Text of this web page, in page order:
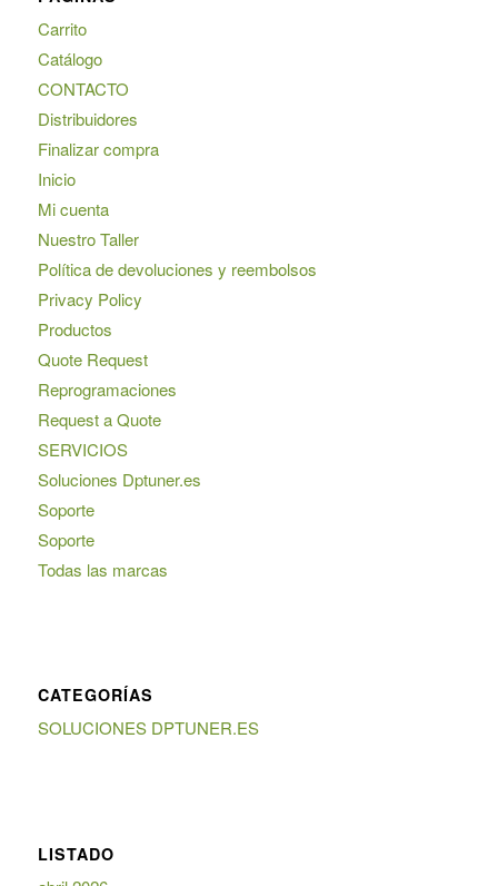
Carrito
Catálogo
CONTACTO
Distribuidores
Finalizar compra
Inicio
Mi cuenta
Nuestro Taller
Política de devoluciones y reembolsos
Privacy Policy
Productos
Quote Request
Reprogramaciones
Request a Quote
SERVICIOS
Soluciones Dptuner.es
Soporte
Soporte
Todas las marcas
CATEGORÍAS
SOLUCIONES DPTUNER.ES
LISTADO